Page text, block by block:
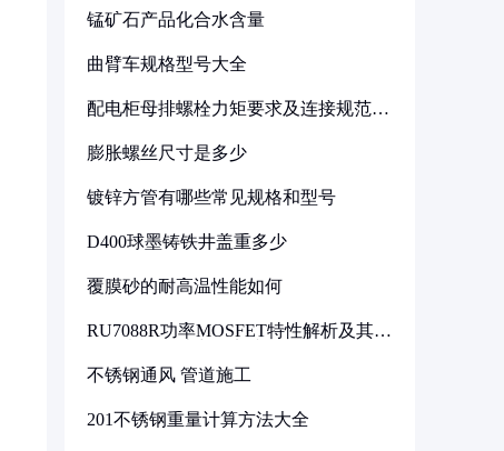
锰矿石产品化合水含量
曲臂车规格型号大全
配电柜母排螺栓力矩要求及连接规范详
膨胀螺丝尺寸是多少
镀锌方管有哪些常见规格和型号
D400球墨铸铁井盖重多少
覆膜砂的耐高温性能如何
RU7088R功率MOSFET特性解析及其在
不锈钢通风 管道施工
201不锈钢重量计算方法大全